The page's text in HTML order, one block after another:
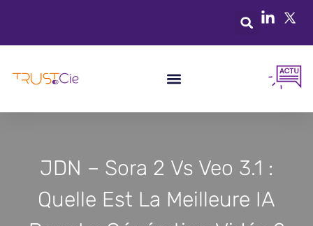
JDN – Sora 2 Vs Veo 3.1 :
Quelle Est La Meilleure IA